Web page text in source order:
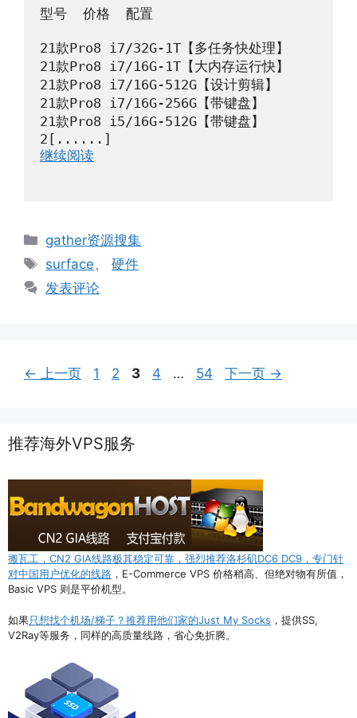
型号  价格  配置
21款Pro8 i7/32G-1T【多任务快处理】
21款Pro8 i7/16G-1T【大内存运行快】
21款Pro8 i7/16G-512G【设计剪辑】
21款Pro8 i7/16G-256G【带键盘】
21款Pro8 i5/16G-512G【带键盘】
2[......]
继续阅读
分
类
gather资源搜集
标
签
surface、硬件
发表评论
← 上一页
页
1
页
2
页
3
页
4 …
页
54 下一页 →
推荐海外VPS服务
搬瓦工，CN2 GIA线路极其稳定可靠，强烈推荐洛杉矶DC6 DC9，专门针
对中国用户优化的线路 ，E-Commerce VPS 价格稍高、但绝对物有所值，
Basic VPS 则是平价机型。
如果只想找个机场/梯子？推荐用他们家的Just My Socks ，提供SS,
V2Ray等服务，同样的高质量线路，省心免折腾。